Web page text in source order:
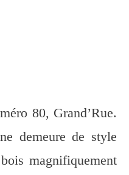
80, Grand’Rue.
demeure de style
magnifiquement